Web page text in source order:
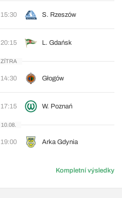
15:30 S. Rzeszów
20:15 L. Gdańsk
ZÍTRA
14:30 Głogów
17:15 W. Poznań
10.08.
19:00 Arka Gdynia
Kompletní výsledky